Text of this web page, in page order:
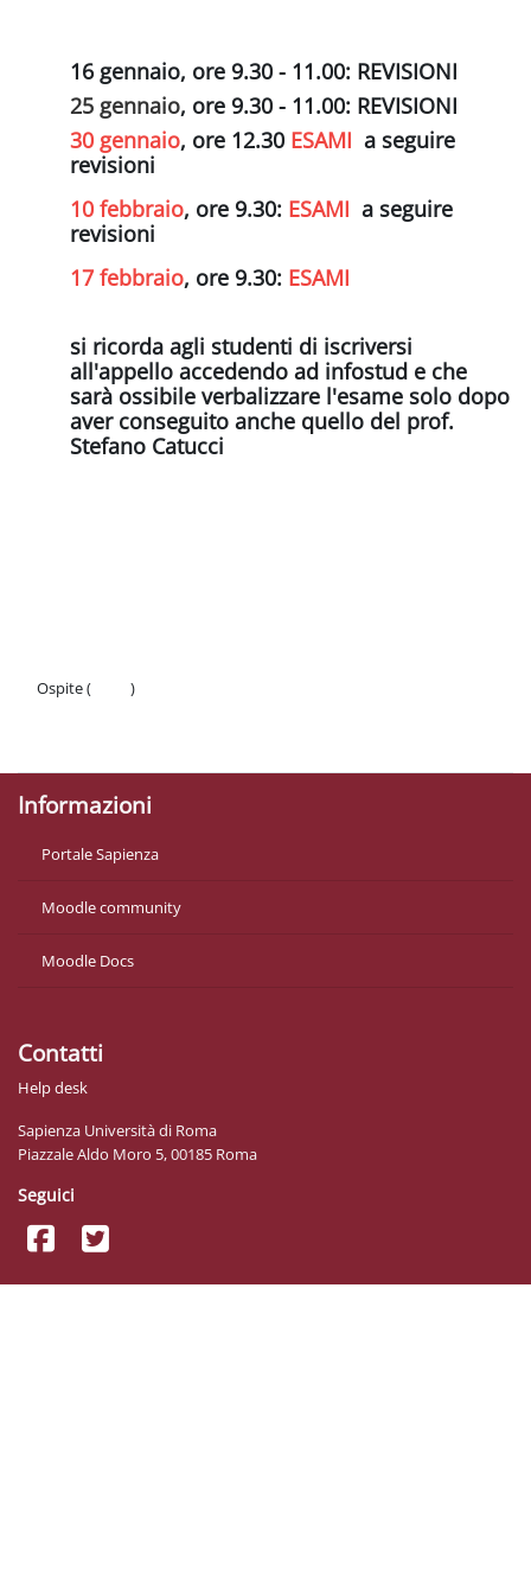
Schema della sezione
16 gennaio, ore 9.30 - 11.00: REVISIONI
25 gennaio, ore 9.30 - 11.00: REVISIONI
30 gennaio, ore 12.30 ESAMI a seguire
revisioni
10 febbraio, ore 9.30: ESAMI a seguire
revisioni
17 febbraio, ore 9.30: ESAMI
si ricorda agli studenti di iscriversi
all'appello accedendo ad infostud e che
sarà ossibile verbalizzare l'esame solo dopo
aver conseguito anche quello del prof.
Stefano Catucci
Ospite (
)
Informazioni
Portale Sapienza
Moodle community
Moodle Docs
Contatti
Help desk
Sapienza Università di Roma
Piazzale Aldo Moro 5, 00185 Roma
Seguici